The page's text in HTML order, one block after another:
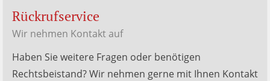
Rückrufservice
Wir nehmen Kontakt auf
Haben Sie weitere Fragen oder benötigen
Rechtsbeistand? Wir nehmen gerne mit Ihnen Kontakt